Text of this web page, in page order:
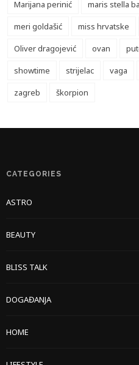
Marijana perinić
maris stella
meri goldašić
miss hrvatske
Oliver dragojević
ovan
showtime
strijelac vaga
zagreb
škorpion
CATEGORIES
ASTRO
BEAUTY
BLISS TALK
DOGAĐANJA
HOME